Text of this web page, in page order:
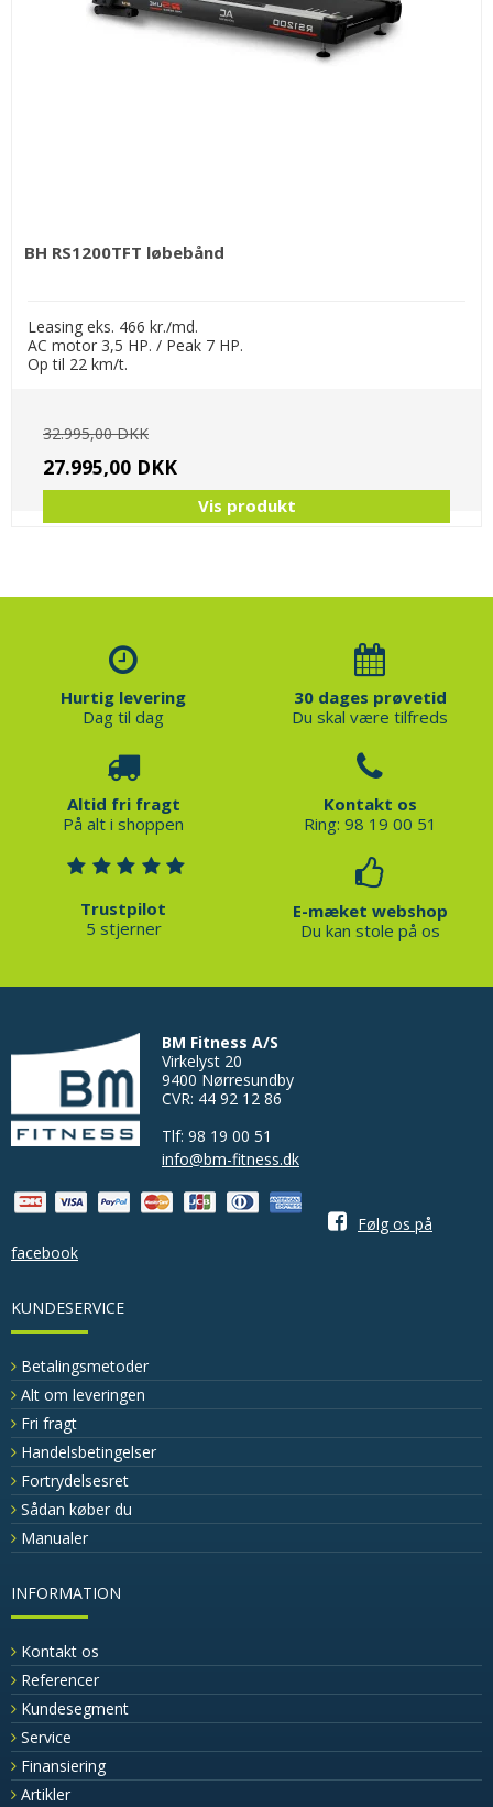
BH RS1200TFT løbebånd
Leasing eks. 466 kr./md.
AC motor 3,5 HP. / Peak 7 HP.
Op til 22 km/t.
32.995,00 DKK
27.995,00 DKK
Vis produkt
Hurtig levering
Dag til dag
30 dages prøvetid
Du skal være tilfreds
Altid fri fragt
På alt i shoppen
Kontakt os
Ring: 98 19 00 51
Trustpilot
5 stjerner
E-mæket webshop
Du kan stole på os
BM Fitness A/S
Virkelyst 20
9400 Nørresundby
CVR: 44 92 12 86
Tlf: 98 19 00 51
info@bm-fitness.dk
Følg os på
facebook
KUNDESERVICE
Betalingsmetoder
Alt om leveringen
Fri fragt
Handelsbetingelser
Fortrydelsesret
Sådan køber du
Manualer
INFORMATION
Kontakt os
Referencer
Kundesegment
Service
Finansiering
Artikler